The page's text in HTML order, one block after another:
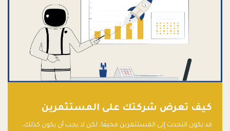
كيف تعرض شركتك على المستثمرين
قد يكون التحدث إلى المستثمرين مخيفًا، لكن لا يجب أن يكون كذلك،